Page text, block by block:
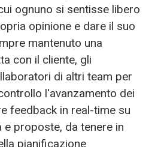
ognuno si sentisse libero
opinione e dare il suo
mantenuto una
con il cliente, gli
di altri team per
l'avanzamento dei
feedback in real-time su
e proposte, da tenere in
pianificazione